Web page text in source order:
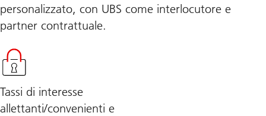
personalizzato, con UBS come interlocutore e
partner contrattuale.
Tassi di interesse
allettanti/convenienti e